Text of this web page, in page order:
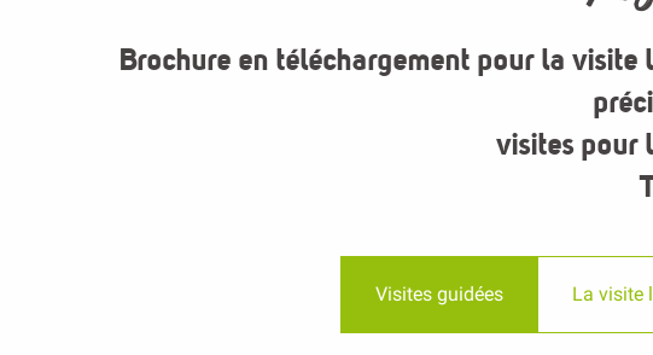
Brochure en téléchargement pour la visite
visites pour
Visites guidées La visite